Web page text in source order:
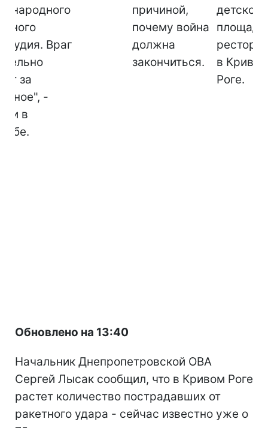
Враг
за
-
в
причиной,
почему война
должна
закончиться.
детской
в Кривом
Роге.
Обновлено на 13:40
Начальник Днепропетровской ОВА
Сергей Лысак сообщил, что в Кривом Роге
растет количество пострадавших от
ракетного удара - сейчас известно уже о